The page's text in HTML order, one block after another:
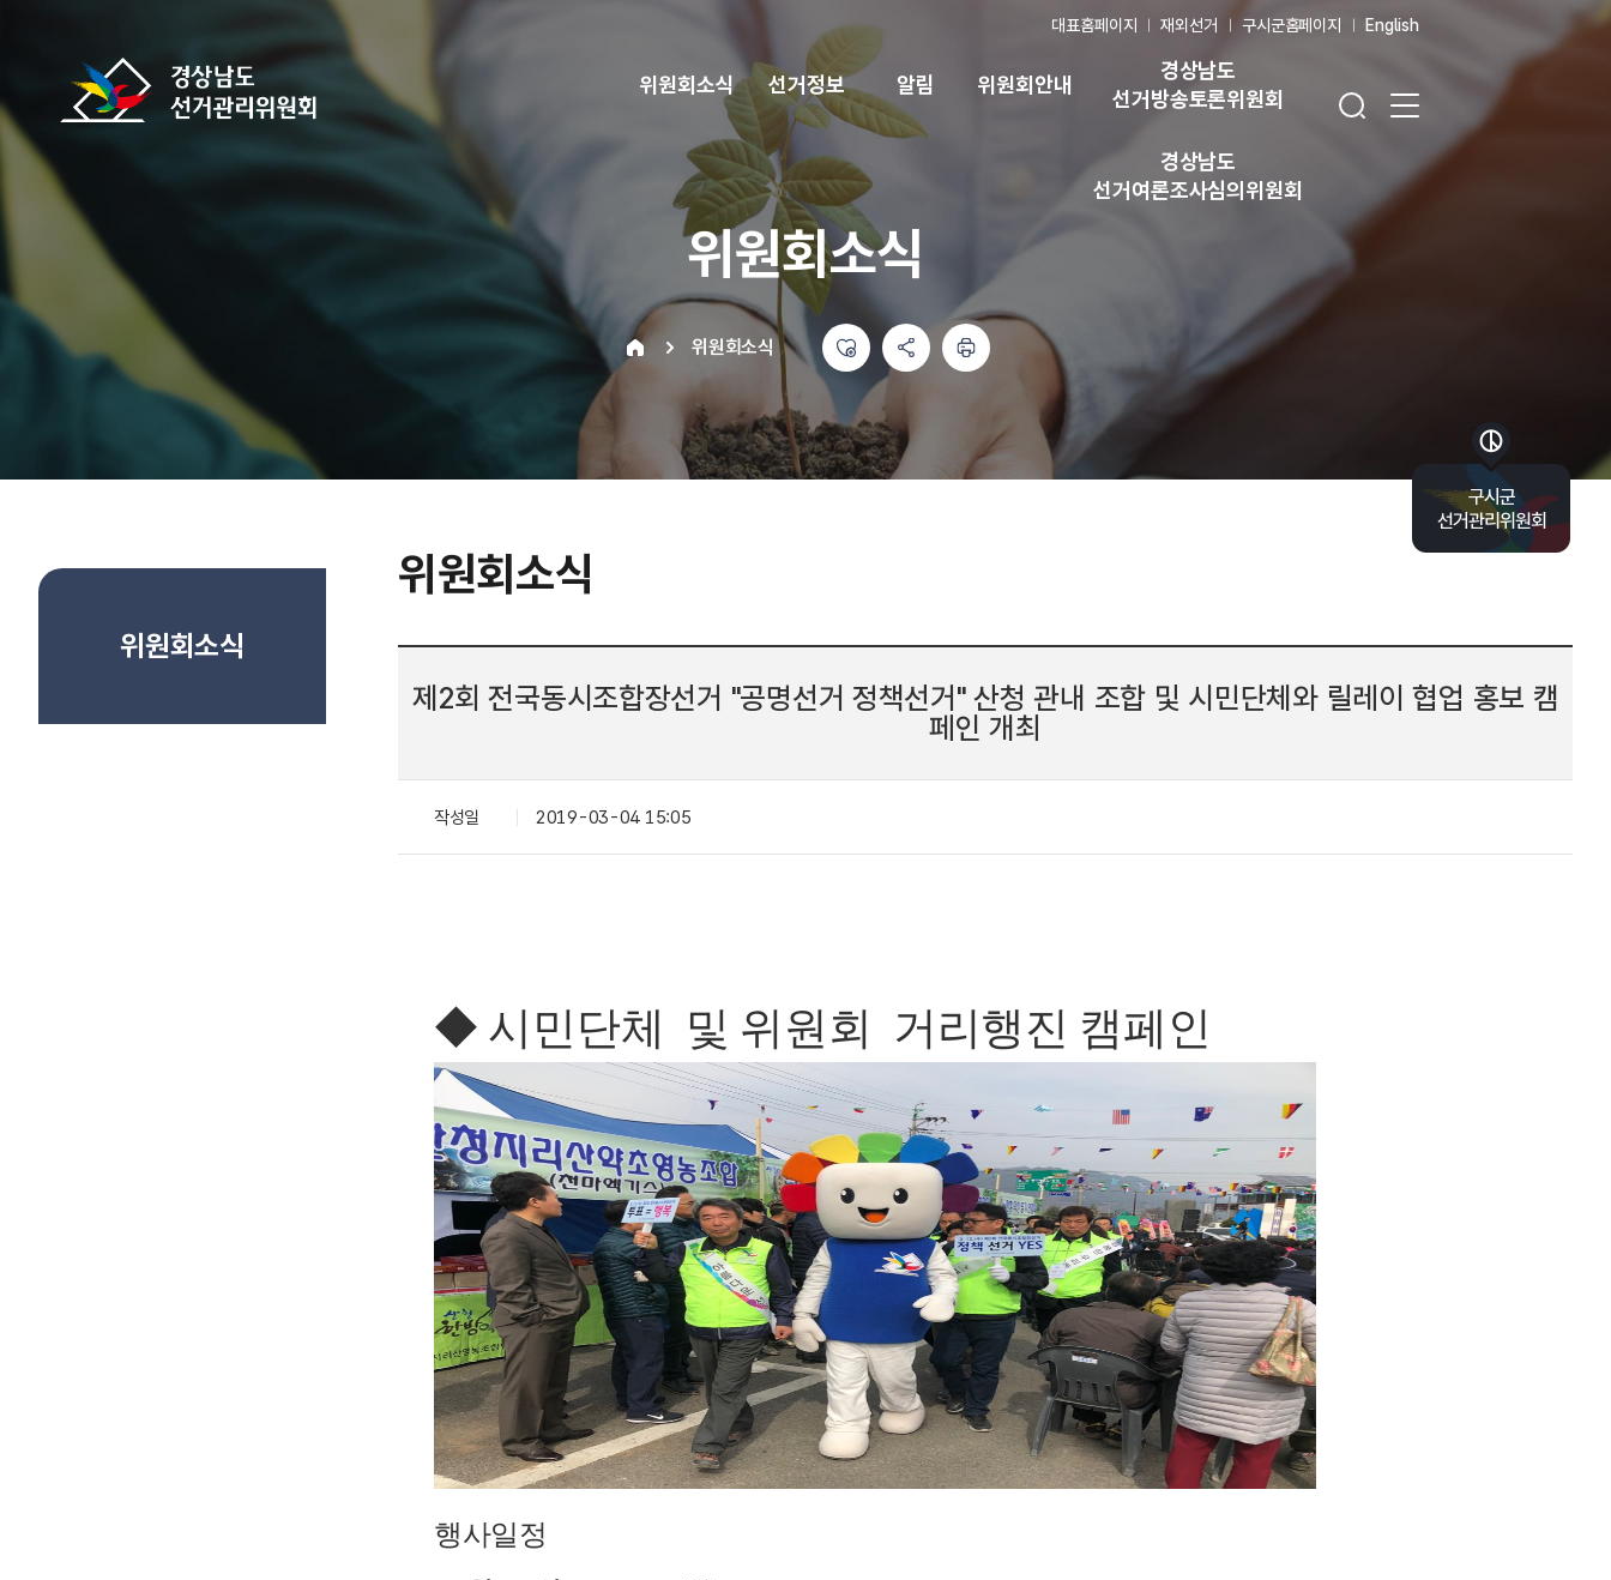
대표홈페이지 재외선거 구시군홈페이지 English
위원회소식 선거정보 알림 위원회안내
경상남도
선거방송토론위원회
경상남도
선거여론조사심의위원회
위원회소식
위원회소식
위원회소식
위원회소식
제2회 전국동시조합장선거 "공명선거 정책선거" 산청 관내 조합 및 시민단체와 릴레이 협업 홍보 캠
페인 개최
작성일 2019-03-04 15:05
◆ 시민단체 및 위 원 회 거리행진 캠페인
행사일정
구시군
선거관리위원회
바로가기 목록 열기